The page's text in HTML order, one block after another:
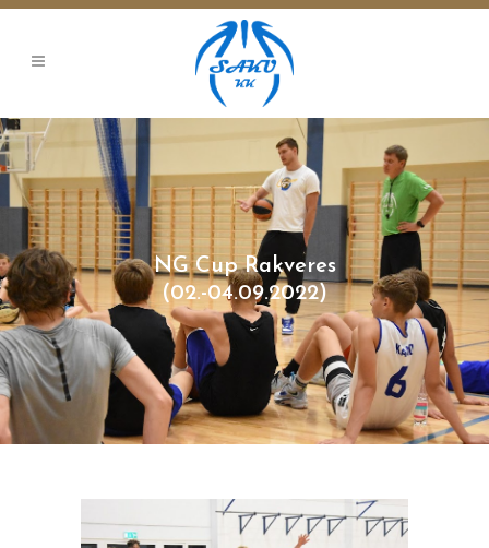
NG Cup Rakveres
(02.-04.09.2022)